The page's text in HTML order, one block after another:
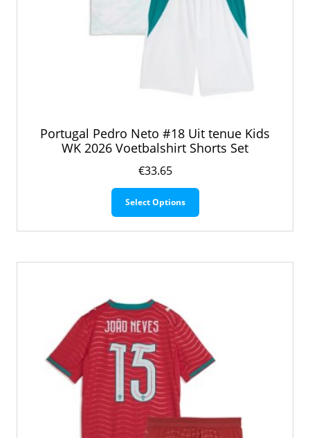
Portugal Pedro Neto #18 Uit tenue Kids
WK 2026 Voetbalshirt Shorts Set
€33.65
Select Options
Dit
Deze
op
de
productpagina